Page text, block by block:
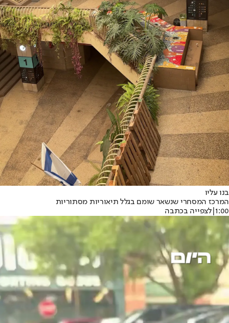
בנו עליו
המרכז המסחרי שנשאר שומם בגלל תיאוריות מסתוריות
1:00
|לצפייה בכתבה